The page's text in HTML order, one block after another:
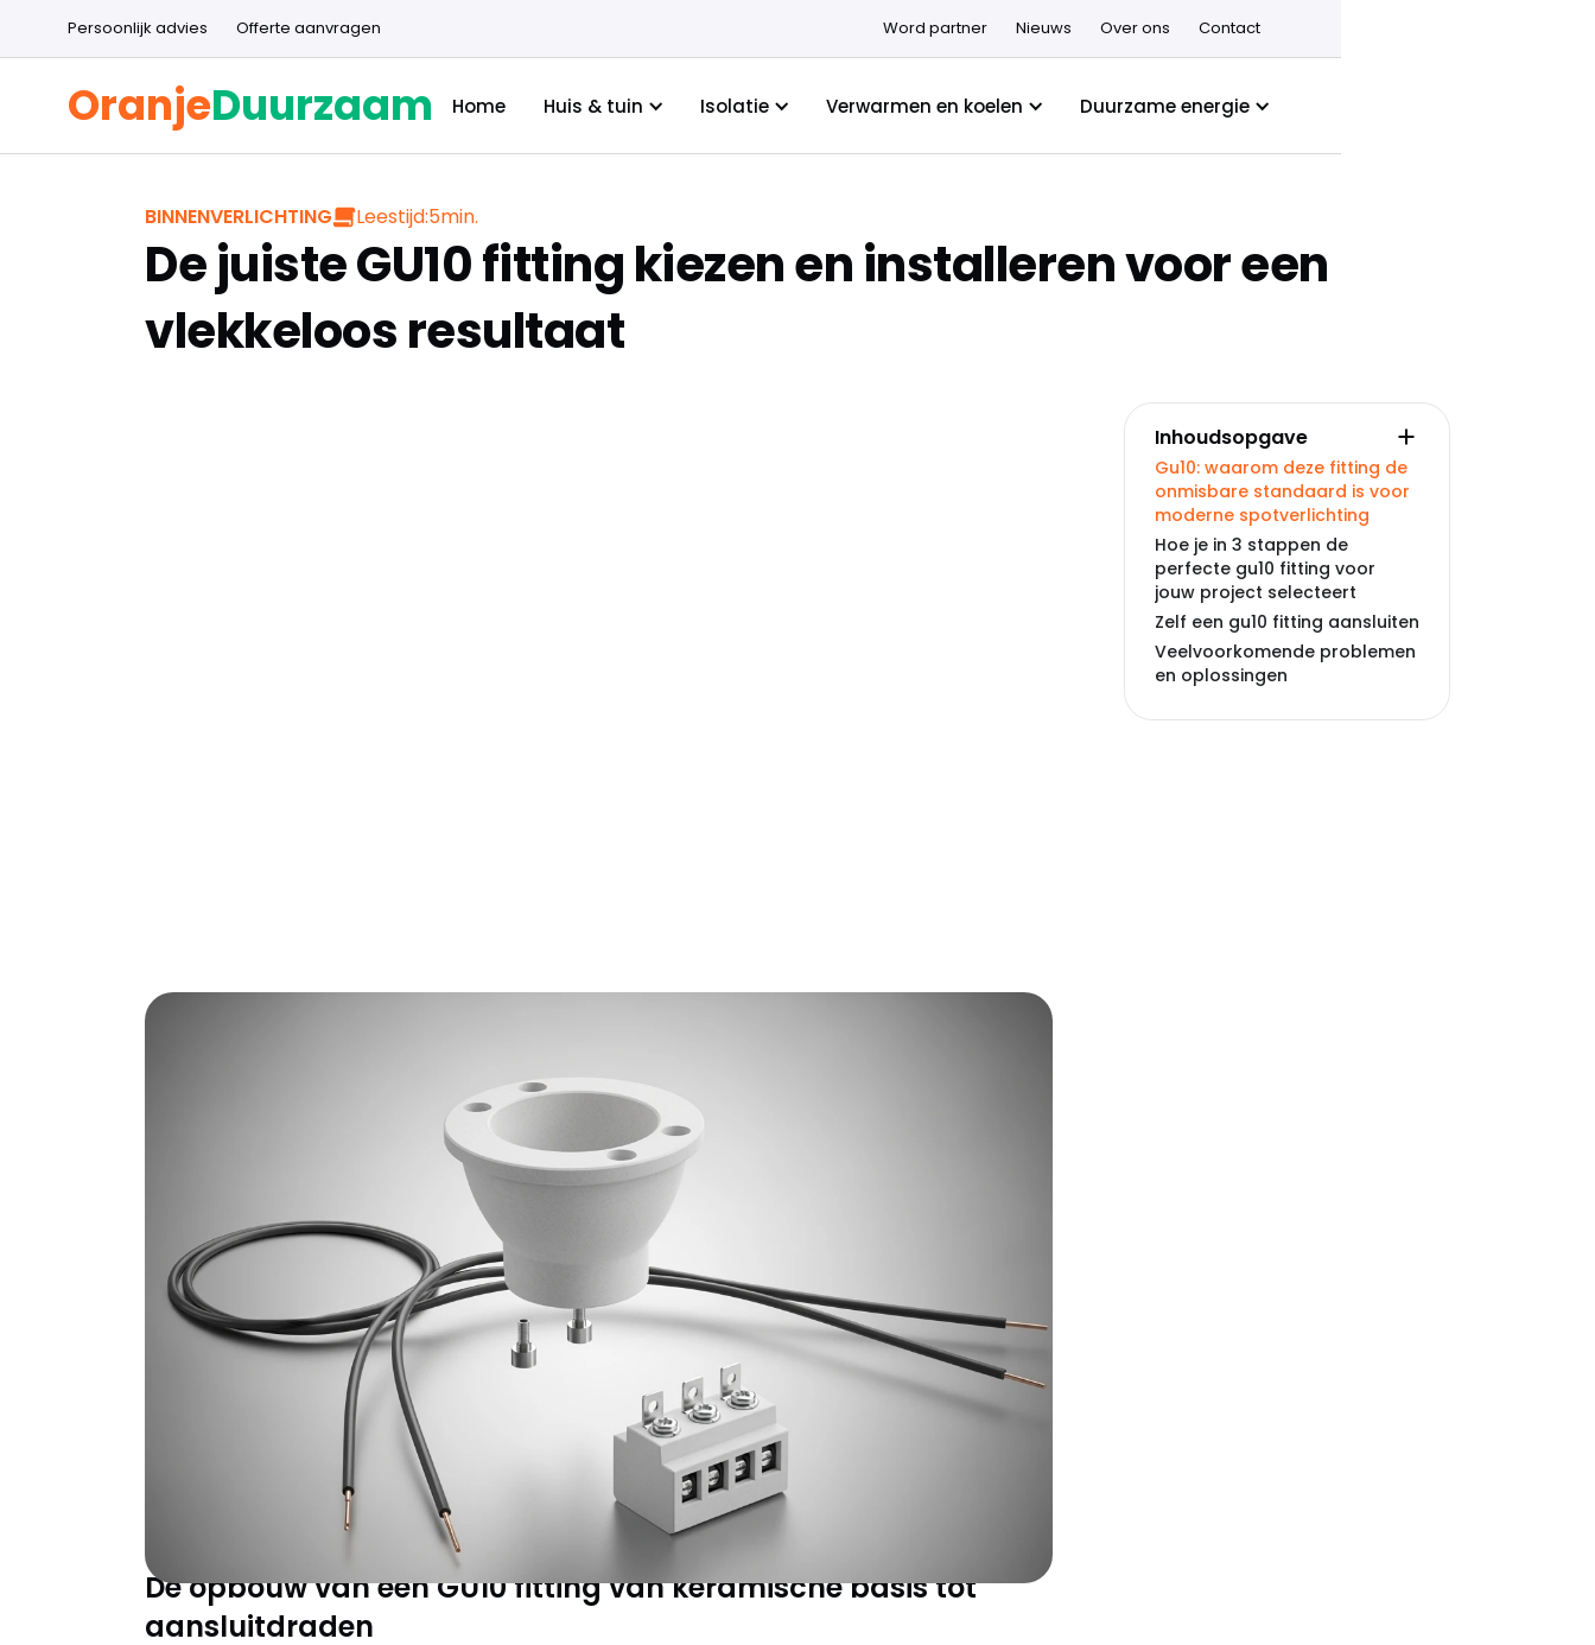
Persoonlijk advies Offerte aanvragen Word partner Nieuws Over ons Contact
OranjeDuurzaam Home Huis & tuin Isolatie Verwarmen en koelen Duurzame energie
BINNENVERLICHTING Leestijd:5min.
De juiste GU10 fitting kiezen en installeren voor een
vlekkeloos resultaat
Een GU10 fitting kopen lijkt simpel, tot je ontdekt dat niet alle fittingen gelijk zijn. De kwaliteit van het
keramische materiaal, de lengte van de aansluitdraden en de aanwezigheid van een kroonsteen maken
het verschil tussen een professionele installatie en jaren frustratie. Deze gids helpt je binnen 5 minuten
de perfecte GU10 fitting selecteren voor jouw project en toont je exact hoe je deze veilig installeert.
Gu10: waarom deze fitting de onmisbare
standaard is voor moderne spotverlichting
De GU10 fitting heeft spotverlichting gerevolutioneerd door rechtstreekse aansluiting op 230V
mogelijk te maken. Geen transformatoren meer nodig, geen voltage-problemen, gewoon plug-and-
play verlichting die werkt. Het geheim zit in de unieke bajonetafsluiting: twee korte pennen met een
onderlinge afstand van precies 10mm die met een kwartslag vast klikken. Deze stevige verbinding
voorkomt trillingen en zorgt voor optimaal elektrisch contact.
De opbouw van een GU10 fitting van keramische basis tot
aansluitdraden
Inhoudsopgave
Gu10: waarom deze fitting de
onmisbare standaard is voor
moderne spotverlichting
Hoe je in 3 stappen de
perfecte gu10 fitting voor
jouw project selecteert
Zelf een gu10 fitting aansluiten
Veelvoorkomende problemen
en oplossingen